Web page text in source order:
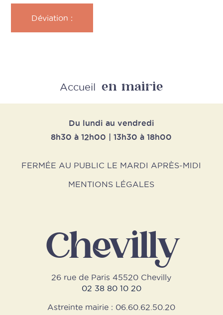
Déviation :
Retour
Accueil en mairie
Du lundi au vendredi
8h30 à 12h00 | 13h30 à 18h00
FERMÉE AU PUBLIC LE MARDI APRÈS-MIDI
MENTIONS LÉGALES
Chevilly
26 rue de Paris 45520 Chevilly
02 38 80 10 20
Astreinte mairie : 06.60.62.50.20